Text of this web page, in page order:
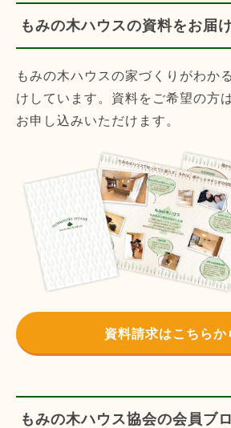
もみの木ハウスの資料をお届け
もみの木ハウスの家づくりがわか
けしています。資料をご希望の方
お申し込みいただけます。
資料請求はこちらか
もみの木ハウス協会の会員ブ